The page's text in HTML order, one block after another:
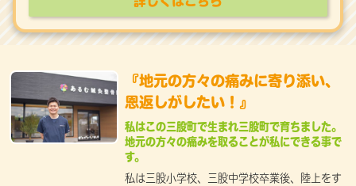
『地元の方々の痛みに寄り添い、
恩返しがしたい！』
私はこの三股町で生まれ三股町で育ちました。
地元の方々の痛みを取ることが私にできる事で
す。
私は三股小学校、三股中学校卒業後、陸上をす